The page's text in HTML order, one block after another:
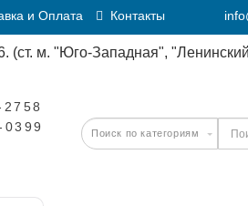
и Оплата Контакты
(ст. м. "Юго-Западная",